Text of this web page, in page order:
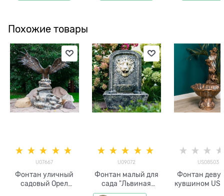
Похожие товары
U07667
Фонтан уличный
садовый Орел
U09072
Фонтан малый для
сада "Львиная
голова" U09072 под
US08503
Фонтан
кувшином